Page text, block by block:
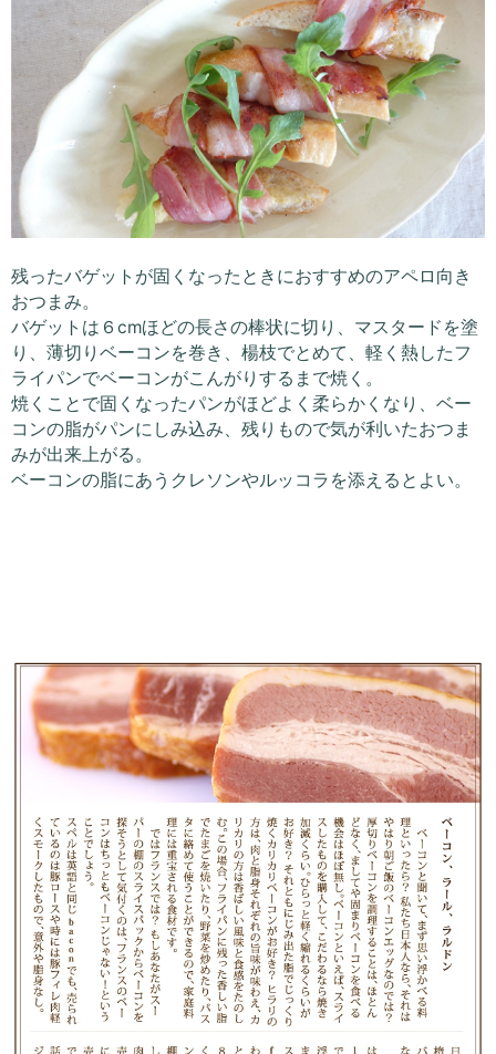
残ったバゲットが固くなったときにおすすめのアペロ向き
おつまみ。
バゲットは６cmほどの長さの棒状に切り、マスタードを塗
り、薄切りベーコンを巻き、楊枝でとめて、軽く熱したフ
ライパンでベーコンがこんがりするまで焼く。
焼くことで固くなったパンがほどよく柔らかくなり、ベー
コンの脂がパンにしみ込み、残りもので気が利いたおつま
みが出来上がる。
ベーコンの脂にあうクレソンやルッコラを添えるとよい。